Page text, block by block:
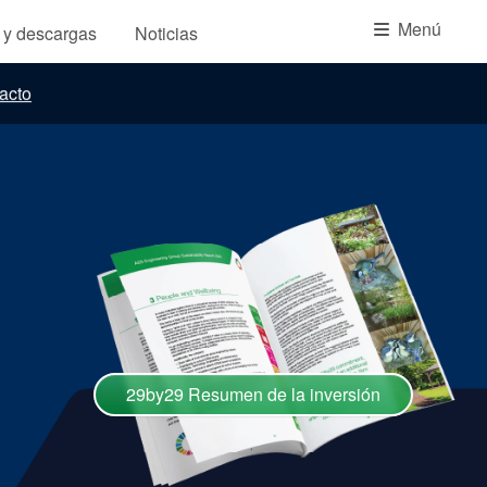
descargas Noticias Menú
29by29 Resumen de la inversión